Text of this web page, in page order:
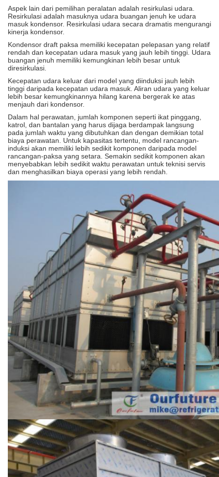
Aspek lain dari pemilihan peralatan adalah resirkulasi udara.
Resirkulasi adalah masuknya udara buangan jenuh ke udara
masuk kondensor. Resirkulasi udara secara dramatis mengurangi
kinerja kondensor.
Kondensor draft paksa memiliki kecepatan pelepasan yang relatif
rendah dan kecepatan udara masuk yang jauh lebih tinggi. Udara
buangan jenuh memiliki kemungkinan lebih besar untuk
diresirkulasi.
Kecepatan udara keluar dari model yang diinduksi jauh lebih
tinggi daripada kecepatan udara masuk. Aliran udara yang keluar
lebih besar kemungkinannya hilang karena bergerak ke atas
menjauh dari kondensor.
Dalam hal perawatan, jumlah komponen seperti ikat pinggang,
katrol, dan bantalan yang harus dijaga berdampak langsung
pada jumlah waktu yang dibutuhkan dan dengan demikian total
biaya perawatan. Untuk kapasitas tertentu, model rancangan-
induksi akan memiliki lebih sedikit komponen daripada model
rancangan-paksa yang setara. Semakin sedikit komponen akan
menyebabkan lebih sedikit waktu perawatan untuk teknisi servis
dan menghasilkan biaya operasi yang lebih rendah.